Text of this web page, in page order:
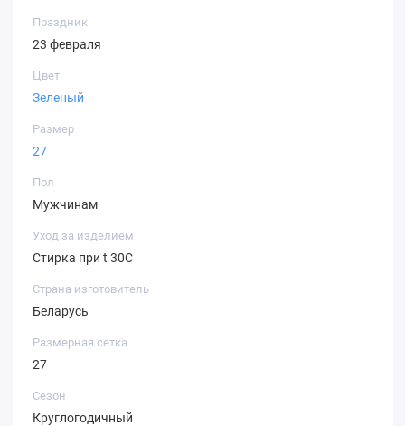
Праздник
23 февраля
Цвет
Зеленый
Размер
27
Пол
Мужчинам
Уход за изделием
Стирка при t 30С
Страна изготовитель
Беларусь
Размерная сетка
27
Сезон
Круглогодичный